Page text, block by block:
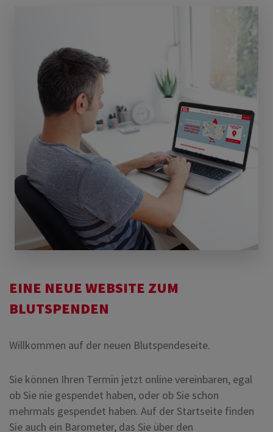
EINE NEUE WEBSITE ZUM
BLUTSPENDEN
Willkommen auf der neuen Blutspendeseite.
Sie können Ihren Termin jetzt online vereinbaren, egal
ob Sie nie gespendet haben, oder ob Sie schon
mehrmals gespendet haben. Auf der Startseite finden
Sie auch ein Barometer, das Sie über den